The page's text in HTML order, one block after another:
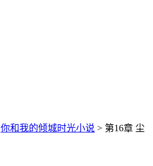
你和我的倾城时光小说 > 第16章 尘